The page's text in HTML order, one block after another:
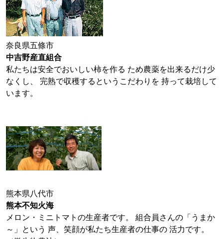
奈良県五條市
中吉野産直組合
私たちは安全でおいしい柿を作る ため農薬を出来るだけ少
なくし、 完熟で収穫するというこだわりを 持って栽培して
います。
熊本県八代市
熊本不知火海
メロン・ミニトマトの生産者です。 組合員さんの「うまか
～」という 声、笑顔が私たち生産者の仕事の 活力です。